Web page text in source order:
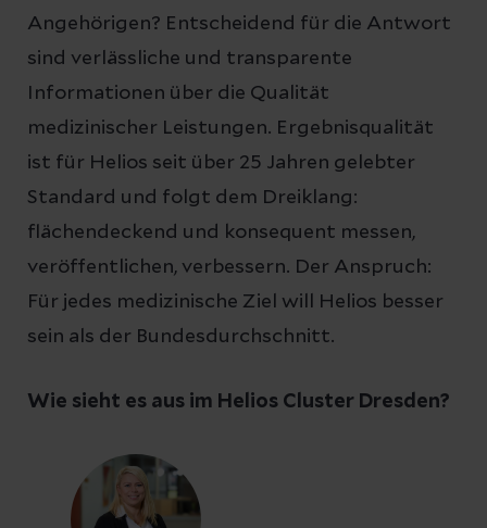
Angehörigen? Entscheidend für die Antwort
sind verlässliche und transparente
Informationen über die Qualität
medizinischer Leistungen. Ergebnisqualität
ist für Helios seit über 25 Jahren gelebter
Standard und folgt dem Dreiklang:
flächendeckend und konsequent messen,
veröffentlichen, verbessern. Der Anspruch:
Für jedes medizinische Ziel will Helios besser
sein als der Bundesdurchschnitt.
Wie sieht es aus im Helios Cluster Dresden?